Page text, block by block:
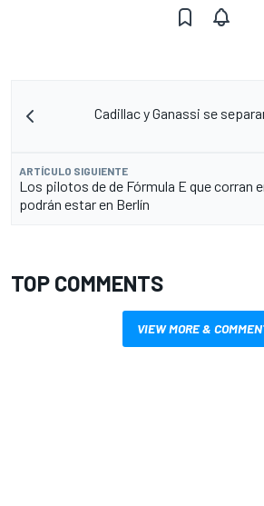
Cadillac y Ganassi se
ARTÍCULO SIGUIENTE
Los pilotos de de Fórmula E que corran
podrán estar en Berlín
TOP COMMENTS
VIEW MORE &